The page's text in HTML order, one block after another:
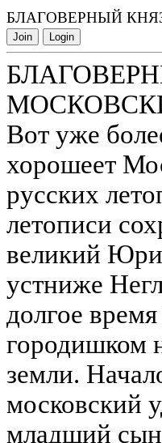
БЛАГОВЕРНЫЙ
Join Login
Вот уже
хорошеет
русских
летописи
великий
устниже
долгое
городишком
земли.
московский
младший сын